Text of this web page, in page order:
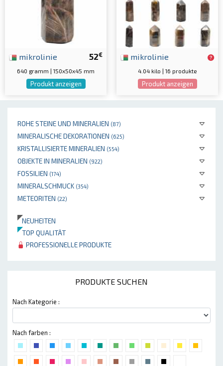
ROHE STEINE UND MINERALIEN (87)
MINERALISCHE DEKORATIONEN (625)
KRISTALLISIERTE MINERALIEN (554)
OBJEKTE IN MINERALIEN (922)
FOSSILIEN (174)
MINERALSCHMUCK (354)
METEORITEN (22)
NEUHEITEN
TOP QUALITÄT
PROFESSIONELLE PRODUKTE
PRODUKTE SUCHEN
Nach Kategorie :
Nach farben :
52€
mikrolinie
640 gramm | 150x50x45 mm
Produkt anzeigen
mikrolinie
4.04 kilo | 16 produkte
Produkt anzeigen